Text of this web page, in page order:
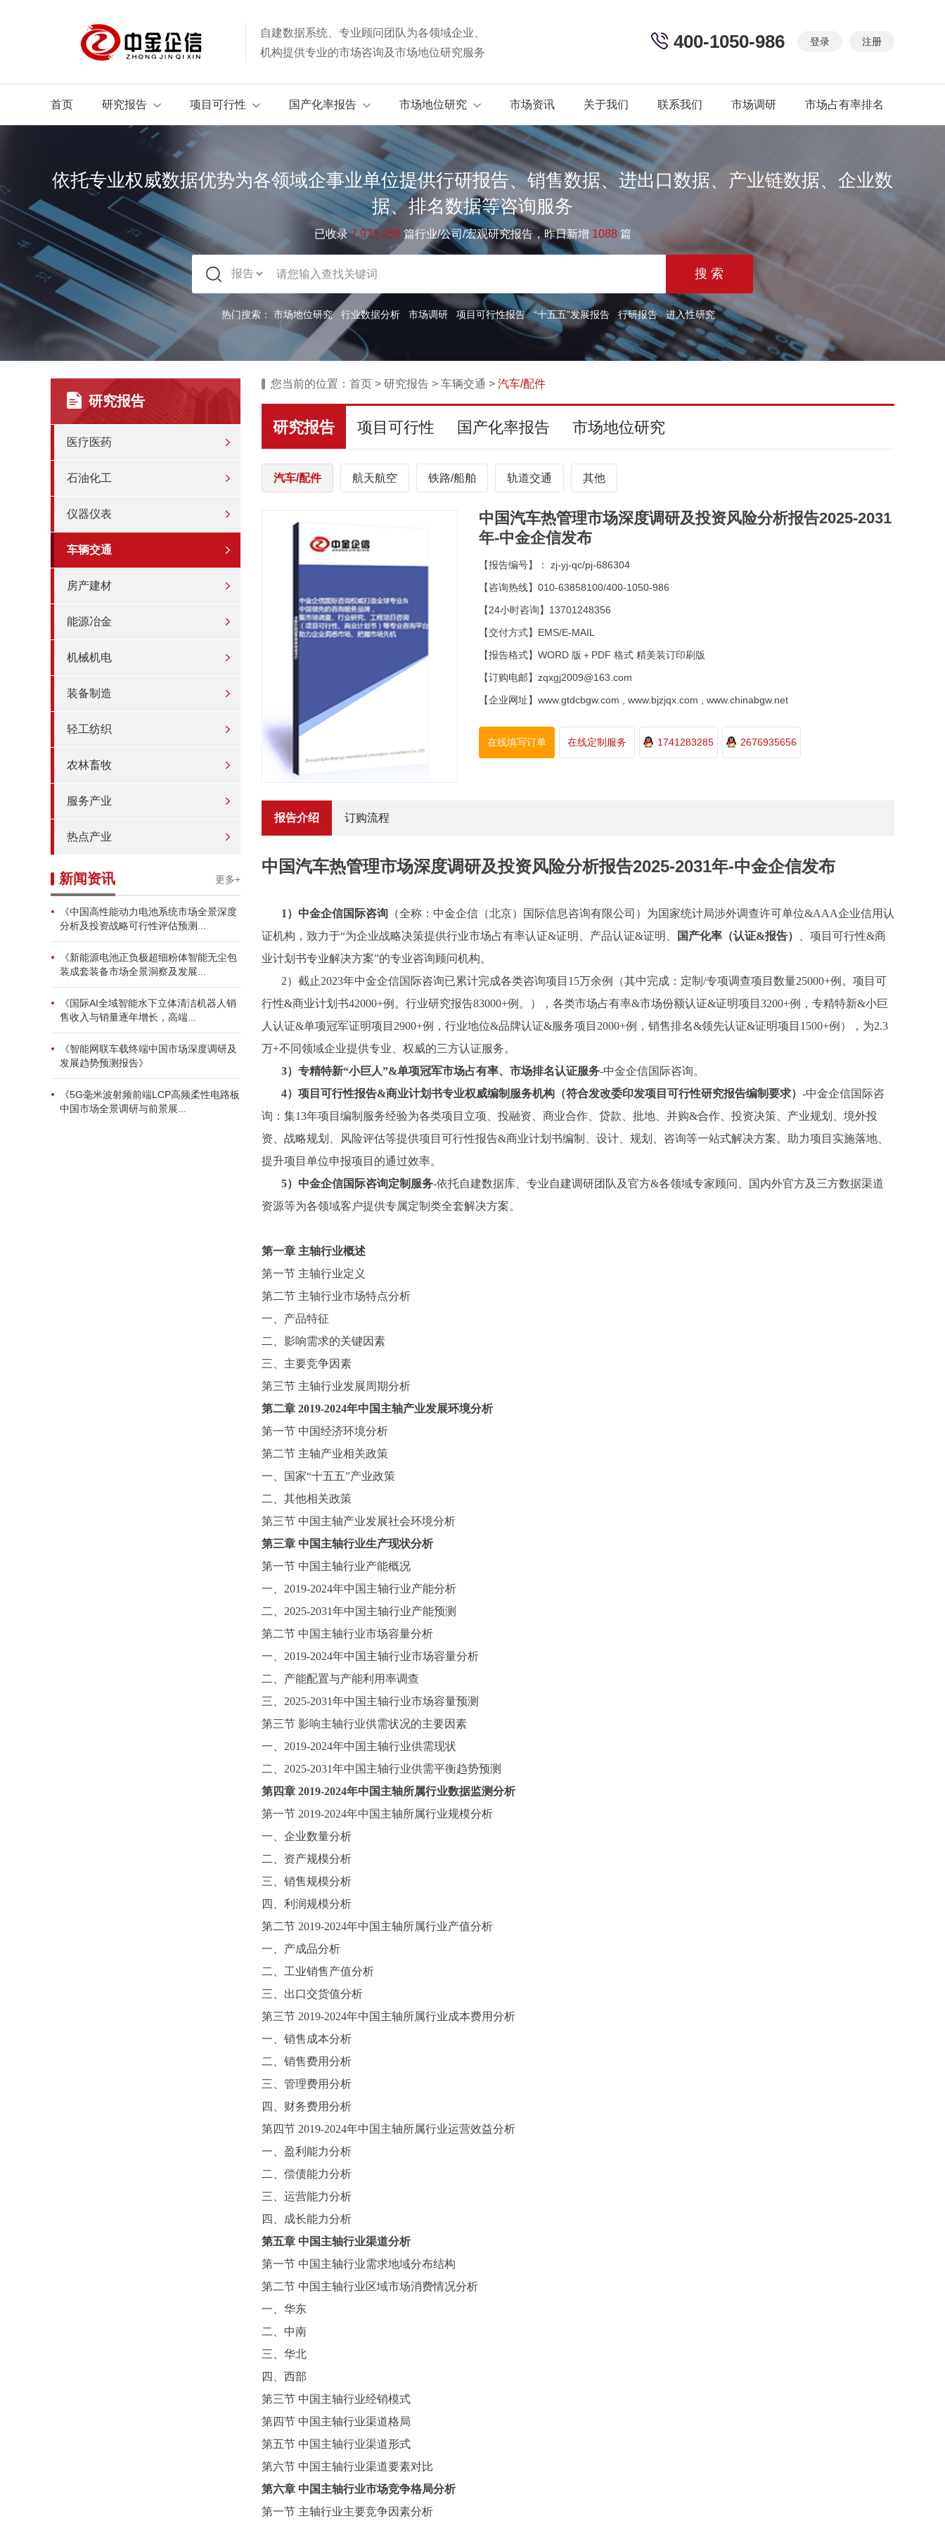
自建数据系统、专业顾问团队为各领域企业、
机构提供专业的市场咨询及市场地位研究服务
登录 注册
400-1050-986
首页 研究报告 项目可行性 国产化率报告 市场地位研究 市场资讯 关于我们 联系我们 市场调研 市场占有率排名
依托专业权威数据优势为各领域企事业单位提供行研报告、销售数据、进出口数据、产业链数据、企业数
据、排名数据等咨询服务
已收录7.973.258 篇行业/公司/宏观研究报告，昨日新增 1088 篇
热门搜索： 市场地位研究 行业数据分析 市场调研 项目可行性报告 “十五五”发展报告 行研报告 进入性研究
研究报告
医疗医药
石油化工
仪器仪表
车辆交通
房产建材
能源冶金
机械机电
装备制造
轻工纺织
农林畜牧
服务产业
热点产业
新闻资讯 更多+
《中国高性能动力电池系统市场全景深度
分析及投资战略可行性评估预测...
《新能源电池正负极超细粉体智能无尘包
装成套装备市场全景洞察及发展...
《国际AI全域智能水下立体清洁机器人销
售收入与销量逐年增长，高端...
《智能网联车载终端中国市场深度调研及
发展趋势预测报告》
《5G毫米波射频前端LCP高频柔性电路板
中国市场全景调研与前景展...
您当前的位置： 首页 > 研究报告 > 车辆交通 > 汽车/配件
研究报告 项目可行性 国产化率报告 市场地位研究
汽车/配件 航天航空 铁路/船舶 轨道交通 其他
中国汽车热管理市场深度调研及投资风险分析报告2025-2031
年-中金企信发布
【报告编号】： zj-yj-qc/pj-686304
【咨询热线】010-63858100/400-1050-986
【24小时咨询】13701248356
【交付方式】EMS/E-MAIL
【报告格式】WORD 版＋PDF 格式 精美装订印刷版
【订购电邮】zqxgj2009@163.com
【企业网址】www.gtdcbgw.com , www.bjzjqx.com , www.chinabgw.net
在线填写订单 在线定制服务 1741283285 2676935656
报告介绍 订购流程
中国汽车热管理市场深度调研及投资风险分析报告2025-2031年-中金企信发布
1）中金企信国际咨询 （全称：中金企信（北京）国际信息咨询有限公司）为国家统计局涉外调查许可单位&AAA企业信用认
证机构，致力于“为企业战略决策提供行业市场占有率认证&证明、产品认证&证明、 国产化率（认证&报告） 项目可行性&商
业计划书专业解决方案”的专业咨询顾问机构。
2）截止2023年中金企信国际咨询已累计完成各类咨询项目15万余例（其中完成： 定制 /专项调查项目数量25000+例。项目可
行性&商业计划书42000+例。行业研究报告83000+例。），各类市场占有率&市场份额认证&证明项目3200+例，专精特新&小巨
人认证&单项冠军证明项目2900+例，行业地位&品牌认证&服务项目2000+例，销售排名&领先认证&证明项目1500+例），为2.3
万+不同领域企业提供专业、权威的三方认证服务。
3）专精特新“小巨人”&单项冠军市场占有率、市场排名认证服务-中金企信国际咨询。
4）项目可行性报告&商业计划书专业权威编制服务机构（符合发改委印发项目可行性研究报告编制要求） -中金企信国际咨
询：集13年项目编制服务经验为各类项目立项、投融资、商业合作、贷款、批地、并购&合作、投资决策、产业规划、境外投
资、战略规划、风险评估等提供项目可行性报告&商业计划书编制、设计、规划、咨询等一站式解决方案。助力项目实施落地、
提升项目单位申报项目的通过效率。
5）中金企信国际咨询定制服务-依托自建数据库、专业自建调研团队及官方&各领域专家顾问、国内外官方及三方数据渠道
资源等为各领域客户提供专属定制类全套解决方案。
第一章 主轴行业概述
第一节 主轴行业定义
第二节 主轴行业市场特点分析
一、产品特征
二、影响需求的关键因素
三、主要竞争因素
第三节 主轴行业发展周期分析
第二章 2019-2024年中国主轴产业发展环境分析
第一节 中国经济环境分析
第二节 主轴产业相关政策
一、国家“十五五”产业政策
二、其他相关政策
第三节 中国主轴产业发展社会环境分析
第三章 中国主轴行业生产现状分析
第一节 中国 主轴行业产能概况
一、 2019-2024年中国 主轴行业产能分析
二、 2025-2031年中国 主轴行业产能预测
第二节 中国 主轴行业市场容量分析
一、 2019-2024年中国 主轴行业市场容量分析
二、产能配置与产能利用率调查
三、 2025-2031年中国 主轴行业市场容量预测
第三节 影响主轴行业供需状况的主要因素
一、 2019-2024年中国 主轴行业供需现状
二、 2025-2031年中国 主轴行业供需平衡趋势预测
第四章 2019-2024年中国主轴所属行业数据监测分析
第一节 2019-2024年中国 主轴所属行业规模分析
一、企业数量分析
二、资产规模分析
三、销售规模分析
四、利润规模分析
第二节 2019-2024年中国 主轴所属行业产值分析
一、产成品分析
二、工业销售产值分析
三、出口交货值分析
第三节 2019-2024年中国 主轴所属行业成本费用分析
一、销售成本分析
二、销售费用分析
三、管理费用分析
四、财务费用分析
第四节 2019-2024年中国 主轴所属行业运营效益分析
一、盈利能力分析
二、偿债能力分析
三、运营能力分析
四、成长能力分析
第五章 中国主轴行业渠道分析
第一节 中国 主轴行业需求地域分布结构
第二节 中国 主轴行业区域市场消费情况分析
一、华东
二、中南
三、华北
四、西部
第三节 中国 主轴行业经销模式
第四节 中国 主轴行业渠道格局
第五节 中国 主轴行业渠道形式
第六节 中国 主轴行业渠道要素对比
第六章 中国主轴行业市场竞争格局分析
第一节 主轴行业主要竞争因素分析